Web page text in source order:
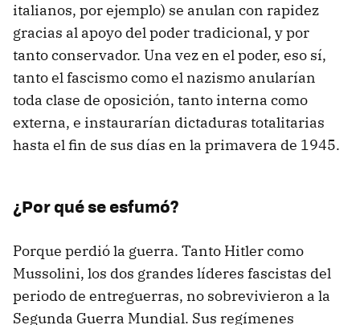
italianos, por ejemplo) se anulan con rapidez
gracias al apoyo del poder tradicional, y por
tanto conservador. Una vez en el poder, eso sí,
tanto el fascismo como el nazismo anularían
toda clase de oposición, tanto interna como
externa, e instaurarían dictaduras totalitarias
hasta el fin de sus días en la primavera de 1945.
¿Por qué se esfumó?
Porque perdió la guerra. Tanto Hitler como
Mussolini, los dos grandes líderes fascistas del
periodo de entreguerras, no sobrevivieron a la
Segunda Guerra Mundial. Sus regímenes